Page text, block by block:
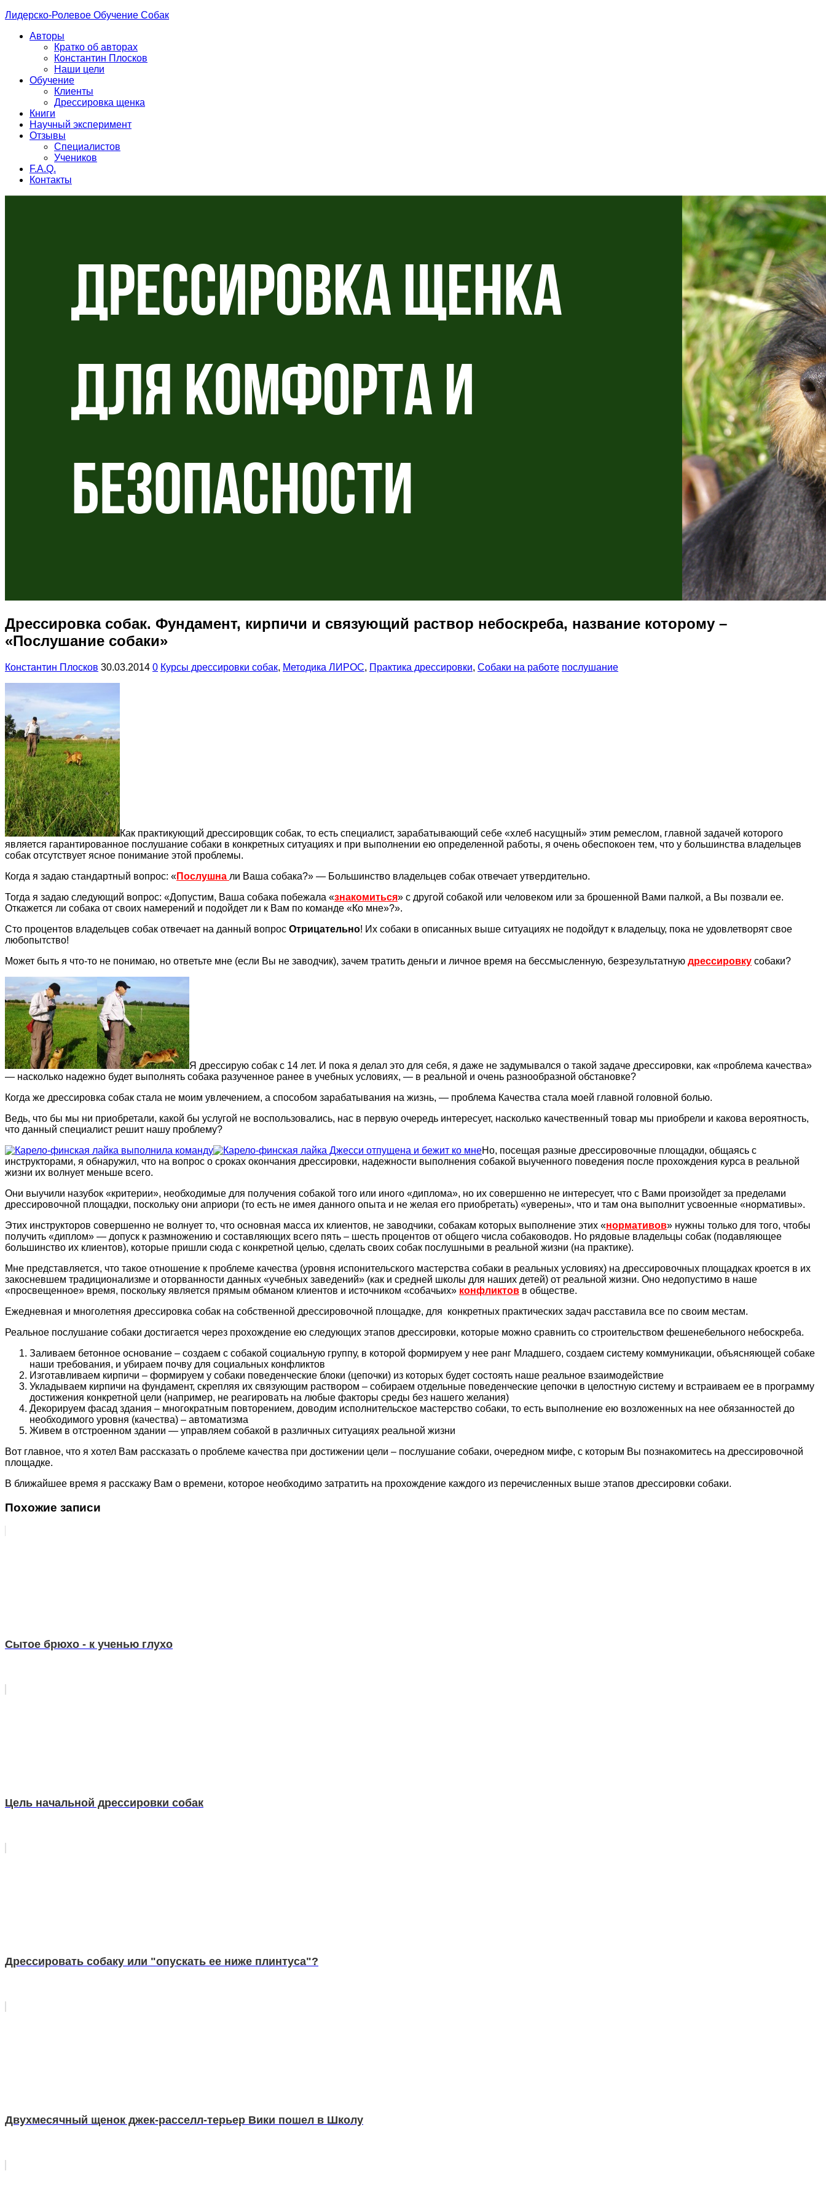
Лидерско-Ролевое Обучение Собак
Авторы
Кратко об авторах
Константин Плосков
Наши цели
Обучение
Клиенты
Дрессировка щенка
Книги
Научный эксперимент
Отзывы
Специалистов
Учеников
F.A.Q.
Контакты
Дрессировка собак. Фундамент, кирпичи и связующий раствор небоскреба, название которому –
«Послушание собаки»
Константин Плосков 30.03.2014 0 Курсы дрессировки собак, Методика ЛИРОС, Практика дрессировки, Собаки на работе послушание
Как практикующий дрессировщик собак, то есть специалист, зарабатывающий себе «хлеб насущный» этим ремеслом, главной задачей которого
является гарантированное послушание собаки в конкретных ситуациях и при выполнении ею определенной работы, я очень обеспокоен тем, что у большинства владельцев
собак отсутствует ясное понимание этой проблемы.
Когда я задаю стандартный вопрос: «Послушна ли Ваша собака?» — Большинство владельцев собак отвечает утвердительно.
Тогда я задаю следующий вопрос: «Допустим, Ваша собака побежала «знакомиться» с другой собакой или человеком или за брошенной Вами палкой, а Вы позвали ее.
Откажется ли собака от своих намерений и подойдет ли к Вам по команде «Ко мне»?».
Сто процентов владельцев собак отвечает на данный вопрос Отрицательно! Их собаки в описанных выше ситуациях не подойдут к владельцу, пока не удовлетворят свое
любопытство!
Может быть я что-то не понимаю, но ответьте мне (если Вы не заводчик), зачем тратить деньги и личное время на бессмысленную, безрезультатную дрессировку собаки?
Я дрессирую собак с 14 лет. И пока я делал это для себя, я даже не задумывался о такой задаче дрессировки, как «проблема качества»
— насколько надежно будет выполнять собака разученное ранее в учебных условиях, — в реальной и очень разнообразной обстановке?
Когда же дрессировка собак стала не моим увлечением, а способом зарабатывания на жизнь, — проблема Качества стала моей главной головной болью.
Ведь, что бы мы ни приобретали, какой бы услугой не воспользовались, нас в первую очередь интересует, насколько качественный товар мы приобрели и какова вероятность,
что данный специалист решит нашу проблему?
Но, посещая разные дрессировочные площадки, общаясь с
инструкторами, я обнаружил, что на вопрос о сроках окончания дрессировки, надежности выполнения собакой выученного поведения после прохождения курса в реальной
жизни их волнует меньше всего.
Они выучили назубок «критерии», необходимые для получения собакой того или иного «диплома», но их совершенно не интересует, что с Вами произойдет за пределами
дрессировочной площадки, поскольку они априори (то есть не имея данного опыта и не желая его приобретать) «уверены», что и там она выполнит усвоенные «нормативы».
Этих инструкторов совершенно не волнует то, что основная масса их клиентов, не заводчики, собакам которых выполнение этих «нормативов» нужны только для того, чтобы
получить «диплом» — допуск к размножению и составляющих всего пять – шесть процентов от общего числа собаководов. Но рядовые владельцы собак (подавляющее
большинство их клиентов), которые пришли сюда с конкретной целью, сделать своих собак послушными в реальной жизни (на практике).
Мне представляется, что такое отношение к проблеме качества (уровня испонительского мастерства собаки в реальных условиях) на дрессировочных площадках кроется в их
закосневшем традиционализме и оторванности данных «учебных заведений» (как и средней школы для наших детей) от реальной жизни. Оно недопустимо в наше
«просвещенное» время, поскольку является прямым обманом клиентов и источником «собачьих» конфликтов в обществе.
Ежедневная и многолетняя дрессировка собак на собственной дрессировочной площадке, для конкретных практических задач расставила все по своим местам.
Реальное послушание собаки достигается через прохождение ею следующих этапов дрессировки, которые можно сравнить со строительством фешенебельного небоскреба.
Заливаем бетонное основание – создаем с собакой социальную группу, в которой формируем у нее ранг Младшего, создаем систему коммуникации, объясняющей собаке
наши требования, и убираем почву для социальных конфликтов
Изготавливаем кирпичи – формируем у собаки поведенческие блоки (цепочки) из которых будет состоять наше реальное взаимодействие
Укладываем кирпичи на фундамент, скрепляя их связующим раствором – собираем отдельные поведенческие цепочки в целостную систему и встраиваем ее в программу
достижения конкретной цели (например, не реагировать на любые факторы среды без нашего желания)
Декорируем фасад здания – многократным повторением, доводим исполнительское мастерство собаки, то есть выполнение ею возложенных на нее обязанностей до
необходимого уровня (качества) – автоматизма
Живем в отстроенном здании — управляем собакой в различных ситуациях реальной жизни
Вот главное, что я хотел Вам рассказать о проблеме качества при достижении цели – послушание собаки, очередном мифе, с которым Вы познакомитесь на дрессировочной
площадке.
В ближайшее время я расскажу Вам о времени, которое необходимо затратить на прохождение каждого из перечисленных выше этапов дрессировки собаки.
Похожие записи
Сытое брюхо - к ученью глухо
Цель начальной дрессировки собак
Дрессировать собаку или "опускать ее ниже плинтуса"?
Двухмесячный щенок джек-расселл-терьер Вики пошел в Школу